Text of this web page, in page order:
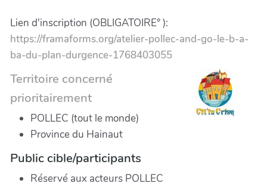
Lien d'inscription (OBLIGATOIRE° ):
https://framaforms.org/atelier-pollec-and-go-le-b-a-
ba-du-plan-durgence-1768403055
Territoire concerné
prioritairement
POLLEC (tout le monde)
Province du Hainaut
Public cible/participants
Réservé aux acteurs POLLEC